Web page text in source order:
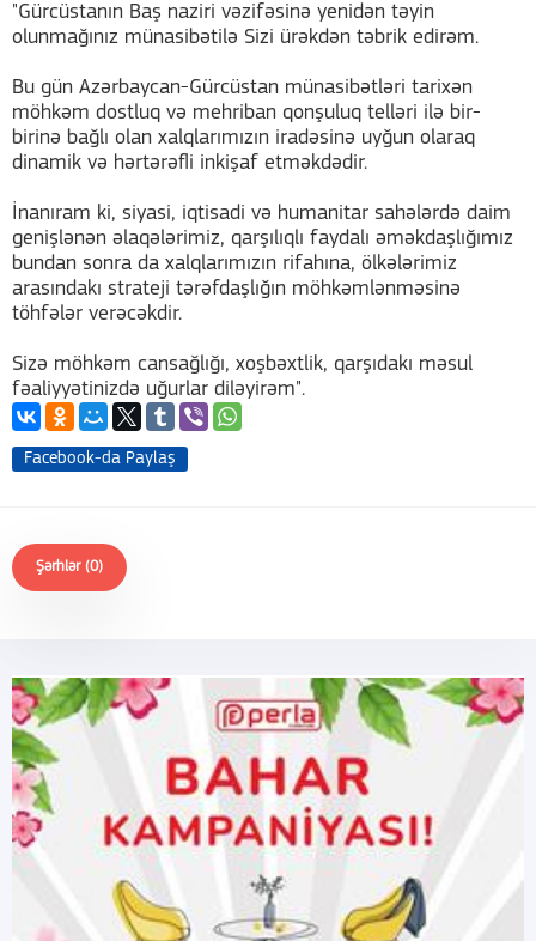
"Gürcüstanın Baş naziri vəzifəsinə yenidən təyin
olunmağınız münasibətilə Sizi ürəkdən təbrik edirəm.
Bu gün Azərbaycan-Gürcüstan münasibətləri tarixən
möhkəm dostluq və mehriban qonşuluq telləri ilə bir-
birinə bağlı olan xalqlarımızın iradəsinə uyğun olaraq
dinamik və hərtərəfli inkişaf etməkdədir.
İnanıram ki, siyasi, iqtisadi və humanitar sahələrdə daim
genişlənən əlaqələrimiz, qarşılıqlı faydalı əməkdaşlığımız
bundan sonra da xalqlarımızın rifahına, ölkələrimiz
arasındakı strateji tərəfdaşlığın möhkəmlənməsinə
töhfələr verəcəkdir.
Sizə möhkəm cansağlığı, xoşbəxtlik, qarşıdakı məsul
fəaliyyətinizdə uğurlar diləyirəm".
Facebook-da Paylaş
Şərhlər (0)